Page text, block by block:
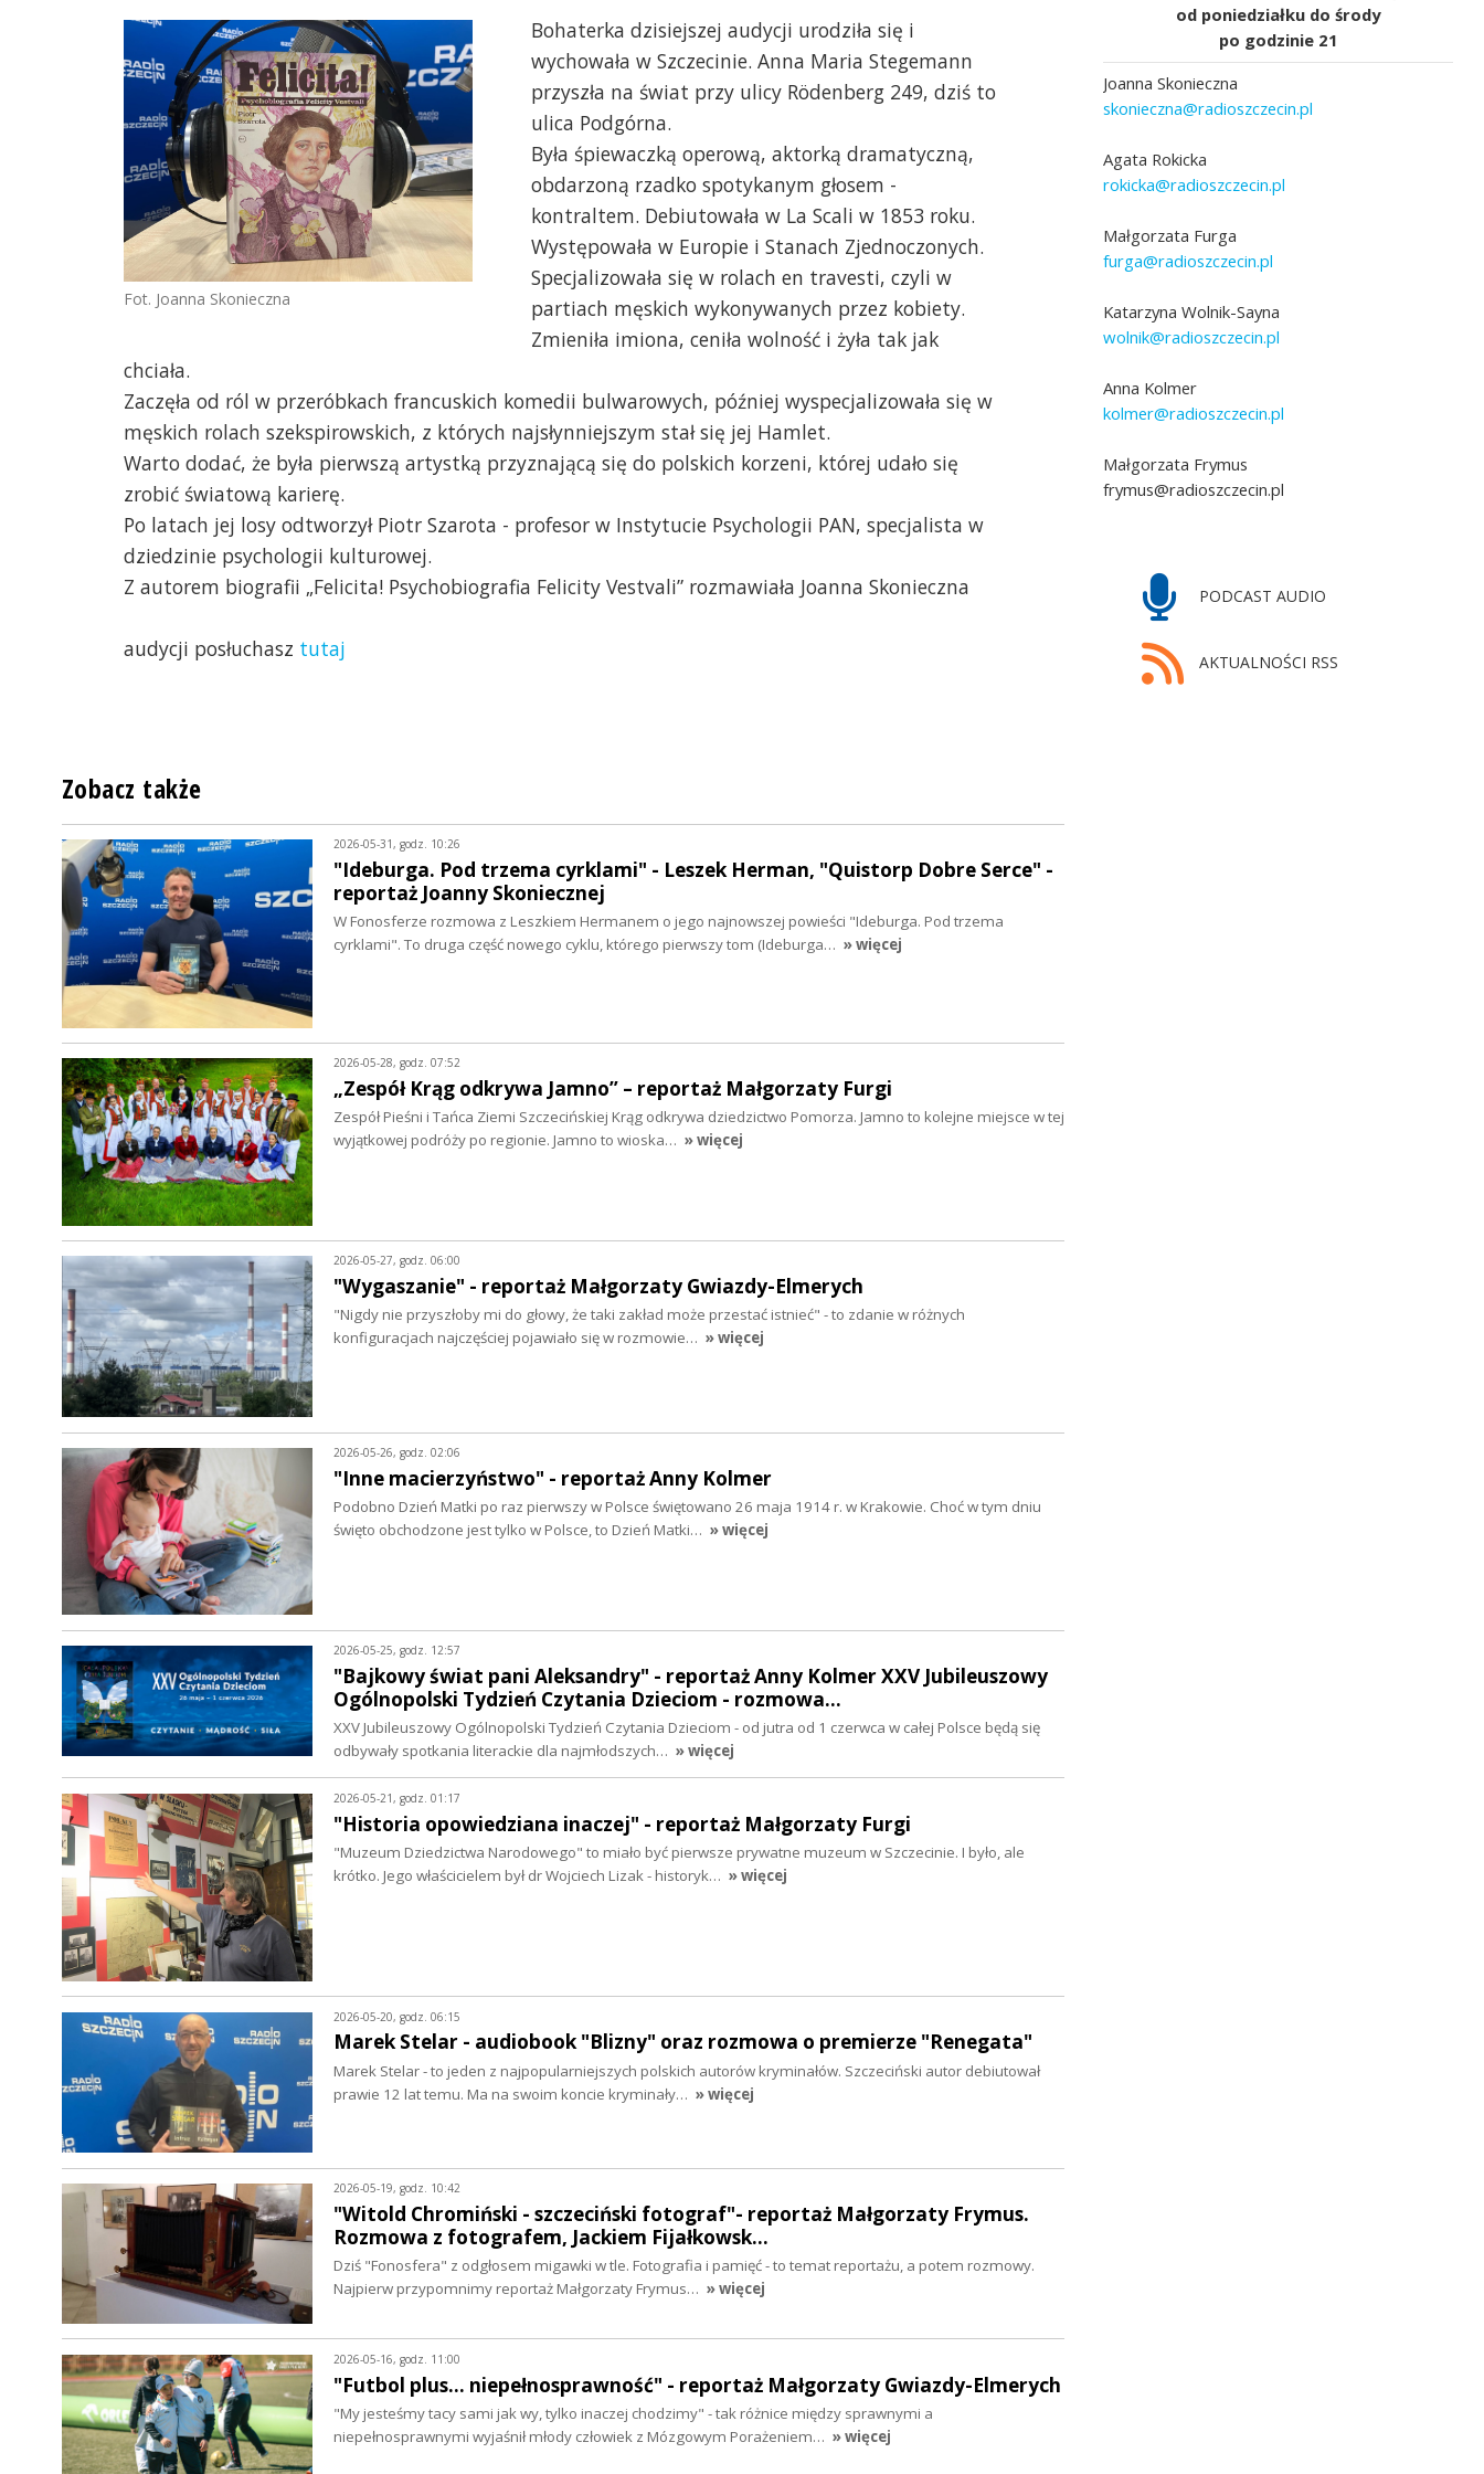
Fot. Joanna Skonieczna
Bohaterka dzisiejszej audycji urodziła się i
wychowała w Szczecinie. Anna Maria Stegemann
przyszła na świat przy ulicy Rödenberg 249, dziś to
ulica Podgórna.
Była śpiewaczką operową, aktorką dramatyczną,
obdarzoną rzadko spotykanym głosem -
kontraltem. Debiutowała w La Scali w 1853 roku.
Występowała w Europie i Stanach Zjednoczonych.
Specjalizowała się w rolach en travesti, czyli w
partiach męskich wykonywanych przez kobiety.
Zmieniła imiona, ceniła wolność i żyła tak jak
chciała.
Zaczęła od ról w przeróbkach francuskich komedii bulwarowych, później wyspecjalizowała się w
męskich rolach szekspirowskich, z których najsłynniejszym stał się jej Hamlet.
Warto dodać, że była pierwszą artystką przyznającą się do polskich korzeni, której udało się
zrobić światową karierę.
Po latach jej losy odtworzył Piotr Szarota - profesor w Instytucie Psychologii PAN, specjalista w
dziedzinie psychologii kulturowej.
Z autorem biografii „Felicita! Psychobiografia Felicity Vestvali” rozmawiała Joanna Skonieczna
audycji posłuchasz tutaj
od poniedziałku do środy
po godzinie 21
Joanna Skonieczna
skonieczna@radioszczecin.pl
Agata Rokicka
rokicka@radioszczecin.pl
Małgorzata Furga
furga@radioszczecin.pl
Katarzyna Wolnik-Sayna
wolnik@radioszczecin.pl
Anna Kolmer
kolmer@radioszczecin.pl
Małgorzata Frymus
frymus@radioszczecin.pl
PODCAST AUDIO
AKTUALNOŚCI RSS
Zobacz także
2026-05-31, godz. 10:26
"Ideburga. Pod trzema cyrklami" - Leszek Herman, "Quistorp Dobre Serce" -
reportaż Joanny Skoniecznej
W Fonosferze rozmowa z Leszkiem Hermanem o jego najnowszej powieści "Ideburga. Pod trzema
cyrklami". To druga część nowego cyklu, którego pierwszy tom (Ideburga… » więcej
2026-05-28, godz. 07:52
„Zespół Krąg odkrywa Jamno” – reportaż Małgorzaty Furgi
Zespół Pieśni i Tańca Ziemi Szczecińskiej Krąg odkrywa dziedzictwo Pomorza. Jamno to kolejne miejsce w tej
wyjątkowej podróży po regionie. Jamno to wioska… » więcej
2026-05-27, godz. 06:00
"Wygaszanie" - reportaż Małgorzaty Gwiazdy-Elmerych
"Nigdy nie przyszłoby mi do głowy, że taki zakład może przestać istnieć" - to zdanie w różnych
konfiguracjach najczęściej pojawiało się w rozmowie… » więcej
2026-05-26, godz. 02:06
"Inne macierzyństwo" - reportaż Anny Kolmer
Podobno Dzień Matki po raz pierwszy w Polsce świętowano 26 maja 1914 r. w Krakowie. Choć w tym dniu
święto obchodzone jest tylko w Polsce, to Dzień Matki… » więcej
2026-05-25, godz. 12:57
"Bajkowy świat pani Aleksandry" - reportaż Anny Kolmer XXV Jubileuszowy
Ogólnopolski Tydzień Czytania Dzieciom - rozmowa…
XXV Jubileuszowy Ogólnopolski Tydzień Czytania Dzieciom - od jutra od 1 czerwca w całej Polsce będą się
odbywały spotkania literackie dla najmłodszych… » więcej
2026-05-21, godz. 01:17
"Historia opowiedziana inaczej" - reportaż Małgorzaty Furgi
"Muzeum Dziedzictwa Narodowego" to miało być pierwsze prywatne muzeum w Szczecinie. I było, ale
krótko. Jego właścicielem był dr Wojciech Lizak - historyk… » więcej
2026-05-20, godz. 06:15
Marek Stelar - audiobook "Blizny" oraz rozmowa o premierze "Renegata"
Marek Stelar - to jeden z najpopularniejszych polskich autorów kryminałów. Szczeciński autor debiutował
prawie 12 lat temu. Ma na swoim koncie kryminały… » więcej
2026-05-19, godz. 10:42
"Witold Chromiński - szczeciński fotograf"- reportaż Małgorzaty Frymus.
Rozmowa z fotografem, Jackiem Fijałkowsk…
Dziś "Fonosfera" z odgłosem migawki w tle. Fotografia i pamięć - to temat reportażu, a potem rozmowy.
Najpierw przypomnimy reportaż Małgorzaty Frymus… » więcej
2026-05-16, godz. 11:00
"Futbol plus... niepełnosprawność" - reportaż Małgorzaty Gwiazdy-Elmerych
"My jesteśmy tacy sami jak wy, tylko inaczej chodzimy" - tak różnice między sprawnymi a
niepełnosprawnymi wyjaśnił młody człowiek z Mózgowym Porażeniem… » więcej